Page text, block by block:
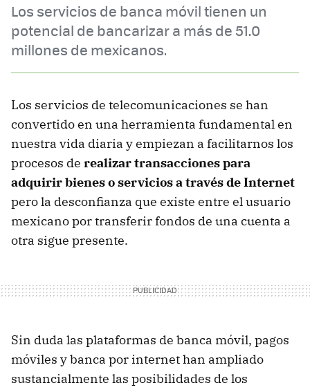
Los servicios de banca móvil tienen un
potencial de bancarizar a más de 51.0
millones de mexicanos.
Los servicios de telecomunicaciones se han
convertido en una herramienta fundamental en
nuestra vida diaria y empiezan a facilitarnos los
procesos de realizar transacciones para
adquirir bienes o servicios a través de Internet
pero la desconfianza que existe entre el usuario
mexicano por transferir fondos de una cuenta a
otra sigue presente.
Sin duda las plataformas de banca móvil, pagos
móviles y banca por internet han ampliado
sustancialmente las posibilidades de los